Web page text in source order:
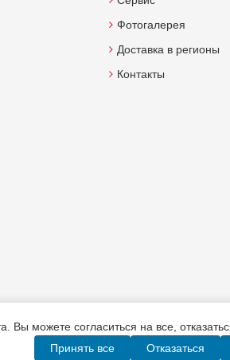
Фотогалерея
Доставка в регионы
Контакты
можете согласиться на все,
Принять все
Отказаться